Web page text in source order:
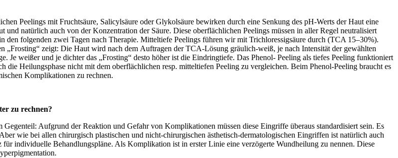
Peelings mit Fruchtsäure, Salicylsäure oder Glykolsäure bewirken durch eine Senkung des pH-Werts der Haut eine
natürlich auch von der Konzentration der Säure. Diese oberflächlichen Peelings müssen in aller Regel neutralisiert
folgenden zwei Tagen nach Therapie. Mitteltiefe Peelings führen wir mit Trichloressigsäure durch (TCA 15–30%).
„Frosting“ zeigt: Die Haut wird nach dem Auftragen der TCA-Lösung gräulich-weiß, je nach Intensität der gewählten
Je weißer und je dichter das „Frosting“ desto höher ist die Eindringtiefe. Das Phenol- Peeling als tiefes Peeling funktioniert
Heilungsphase nicht mit dem oberflächlichen resp. mitteltiefen Peeling zu vergleichen. Beim Phenol-Peeling braucht es
Komplikationen zu rechnen.
zu rechnen?
Aufgrund der Reaktion und Gefahr von Komplikationen müssen diese Eingriffe überaus standardisiert sein. Es
wie bei allen chirurgisch plastischen und nicht-chirurgischen ästhetisch-dermatologischen Eingriffen ist natürlich auch
individuelle Behandlungspläne. Als Komplikation ist in erster Linie eine verzögerte Wundheilung zu nennen. Diese